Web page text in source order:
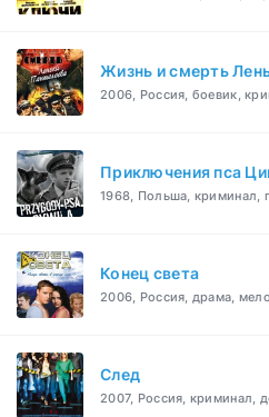
Жизнь и смерть
2006, Россия, боевик,
Приключения пса
1968, Польша, криминал,
Конец света
2006, Россия, драма,
След
2007, Россия, криминал,